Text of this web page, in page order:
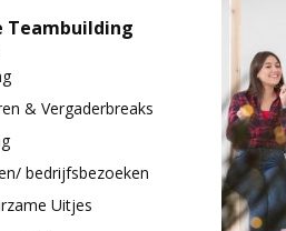
Teambuilding
& Vergaderbreaks
bedrijfsbezoeken
Uitjes